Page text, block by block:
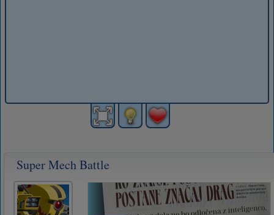
Super Mech Battle